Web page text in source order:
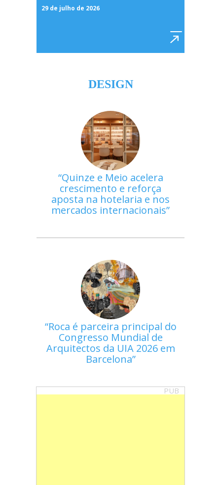
29 de julho de 2026
DESIGN
Quinze e Meio acelera
crescimento e reforça
aposta na hotelaria e nos
mercados internacionais
Roca é parceira principal do
Congresso Mundial de
Arquitectos da UIA 2026 em
Barcelona
PUB